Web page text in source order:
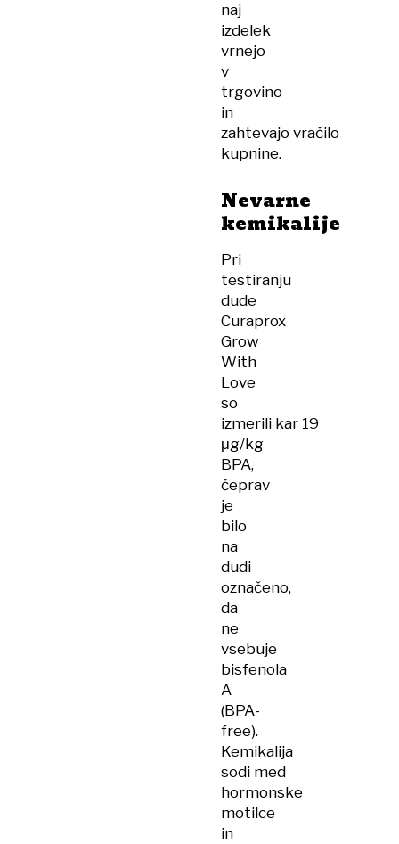
naj
izdelek
vrnejo
v
trgovino
in
zahtevajo vračilo
kupnine.
Nevarne
kemikalije
Pri
testiranju
dude
Curaprox
Grow
With
Love
so
izmerili kar 19
μg/kg
BPA,
čeprav
je
bilo
na
dudi
označeno,
da
ne
vsebuje
bisfenola
A
(BPA-
free).
Kemikalija
sodi med
hormonske
motilce
in